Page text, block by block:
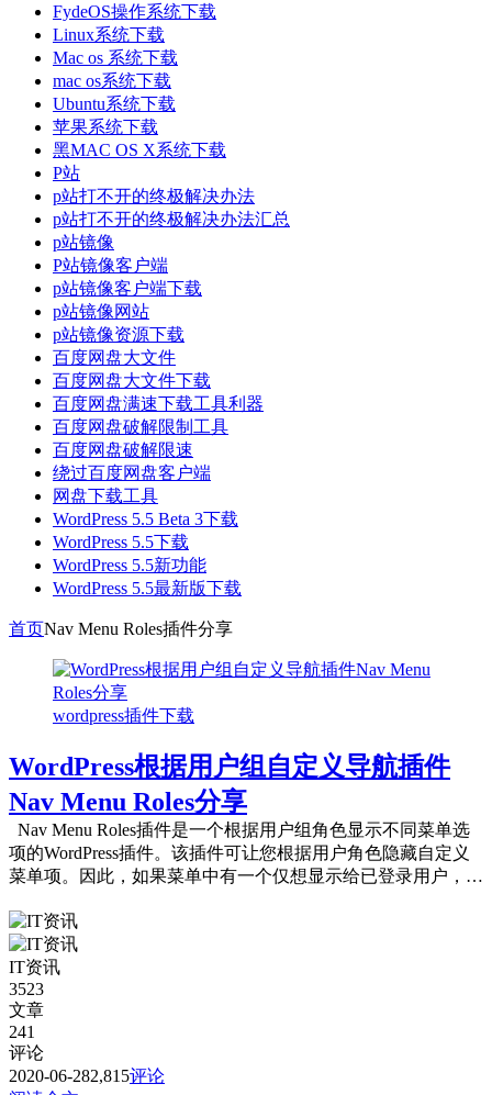
FydeOS操作系统下载
Linux系统下载
Mac os 系统下载
mac os系统下载
Ubuntu系统下载
苹果系统下载
黑MAC OS X系统下载
P站
p站打不开的终极解决办法
p站打不开的终极解决办法汇总
p站镜像
P站镜像客户端
p站镜像客户端下载
p站镜像网站
p站镜像资源下载
百度网盘大文件
百度网盘大文件下载
百度网盘满速下载工具利器
百度网盘破解限制工具
百度网盘破解限速
绕过百度网盘客户端
网盘下载工具
WordPress 5.5 Beta 3下载
WordPress 5.5下载
WordPress 5.5新功能
WordPress 5.5最新版下载
首页Nav Menu Roles插件分享
wordpress插件下载
WordPress根据用户组自定义导航插件
Nav Menu Roles分享
Nav Menu Roles插件是一个根据用户组角色显示不同菜单选
项的WordPress插件。该插件可让您根据用户角色隐藏自定义
菜单项。因此，如果菜单中有一个仅想显示给已登录用户，某
IT资讯
3523
文章
241
评论
2020-06-282,815评论